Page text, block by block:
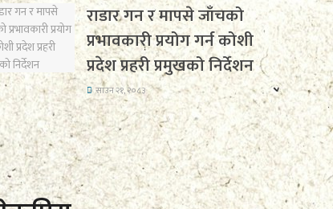
राडार गन र मापसे जाँचको
प्रभावकारी प्रयोग गर्न कोशी
प्रदेश प्रहरी प्रमुखको निर्देशन
साउन २१, २०८३